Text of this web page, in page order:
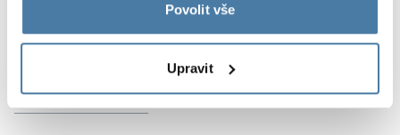
Povolit vše
Upravit
Materiály a barvy